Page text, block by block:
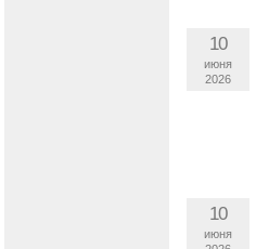
10
июня
2026
10
июня